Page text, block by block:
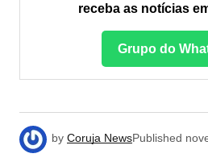
receba as notícias
Grupo do
by Coruja NewsPublished